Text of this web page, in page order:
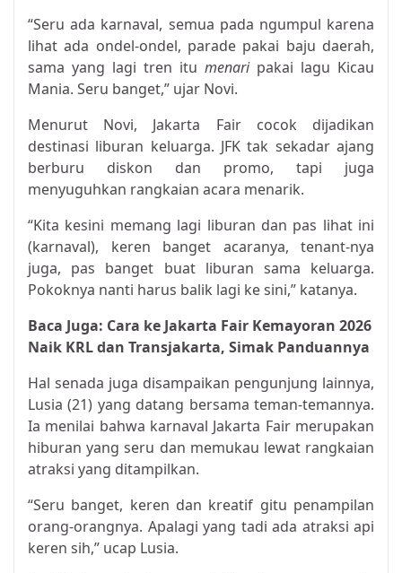
“Seru ada karnaval, semua pada ngumpul karena
lihat ada ondel-ondel, parade pakai baju daerah,
sama yang lagi tren itu menaripakai lagu Kicau
Mania. Seru banget,” ujar Novi.
Menurut Novi, Jakarta Fair cocok dijadikan
destinasi liburan keluarga. JFK tak sekadar ajang
berburu diskon dan promo, tapi juga
menyuguhkan rangkaian acara menarik.
“Kita kesini memang lagi liburan dan pas lihat ini
(karnaval), keren banget acaranya, tenant-nya
juga, pas banget buat liburan sama keluarga.
Pokoknya nanti harus balik lagi ke sini,” katanya.
Baca Juga: Cara ke Jakarta Fair Kemayoran 2026
Naik KRL dan Transjakarta, Simak Panduannya
Hal senada juga disampaikan pengunjung lainnya,
Lusia (21) yang datang bersama teman-temannya.
Ia menilai bahwa karnaval Jakarta Fair merupakan
hiburan yang seru dan memukau lewat rangkaian
atraksi yang ditampilkan.
“Seru banget, keren dan kreatif gitu penampilan
orang-orangnya. Apalagi yang tadi ada atraksi api
keren sih,” ucap Lusia.